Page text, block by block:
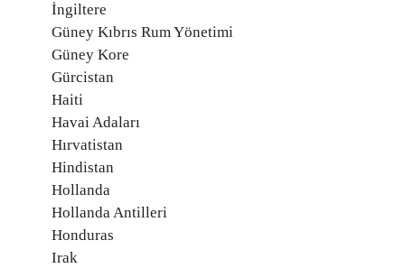
İngiltere
Güney Kıbrıs Rum Yönetimi
Güney Kore
Gürcistan
Haiti
Havai Adaları
Hırvatistan
Hindistan
Hollanda
Hollanda Antilleri
Honduras
Irak